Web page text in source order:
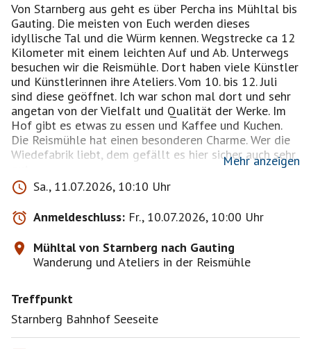
Von Starnberg aus geht es über Percha ins Mühltal bis
Gauting. Die meisten von Euch werden dieses
idyllische Tal und die Würm kennen. Wegstrecke ca 12
Kilometer mit einem leichten Auf und Ab. Unterwegs
besuchen wir die Reismühle. Dort haben viele Künstler
und Künstlerinnen ihre Ateliers. Vom 10. bis 12. Juli
sind diese geöffnet. Ich war schon mal dort und sehr
angetan von der Vielfalt und Qualität der Werke. Im
Hof gibt es etwas zu essen und Kaffee und Kuchen.
Die Reismühle hat einen besonderen Charme. Wer die
Wiedefabrik liebt, dem gefällt es hier sicher auch sehr
Nimm Dir bitte etwas Brotzeit und genug zu trinken
mit. Und falls es heiß ist ein Handtuch/Badesachen….
Falls uns nach einer Abfrischung ist.
Jeder geht auf eigene Verantwortung.
Mehr anzeigen
Sa., 11.07.2026, 10:10 Uhr
Anmeldeschluss: Fr., 10.07.2026, 10:00 Uhr
Mühltal von Starnberg nach Gauting
Wanderung und Ateliers in der Reismühle
Treffpunkt
Starnberg Bahnhof Seeseite